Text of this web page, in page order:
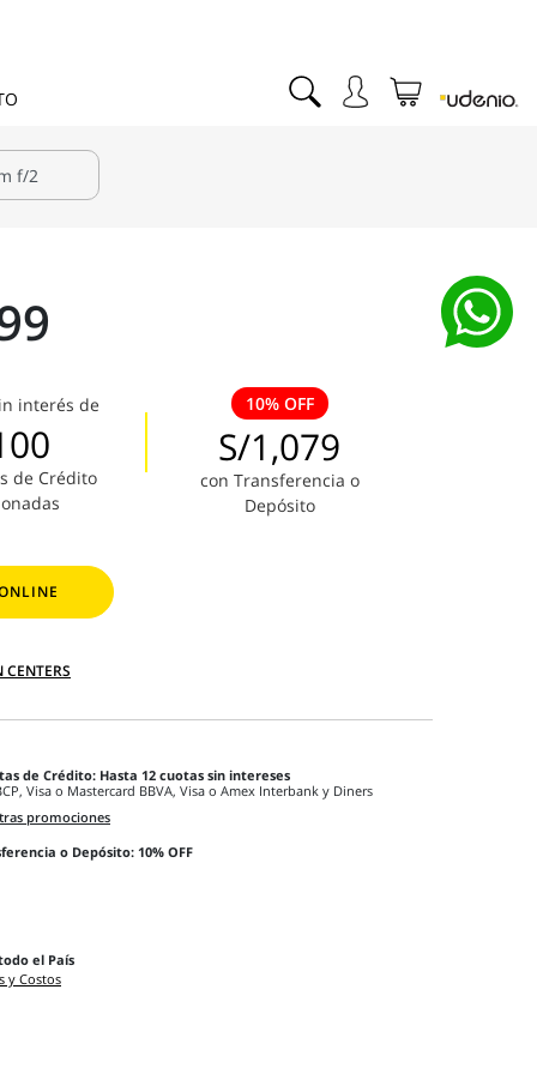
interés de
de Crédito
10% OFF
S/1,079
con Transferencia o
Depósito
de Crédito: Hasta 12 cuotas sin intereses
Visa o Mastercard BBVA, Visa o Amex Interbank y Diners
promociones
o Depósito: 10% OFF
el País
y Costos